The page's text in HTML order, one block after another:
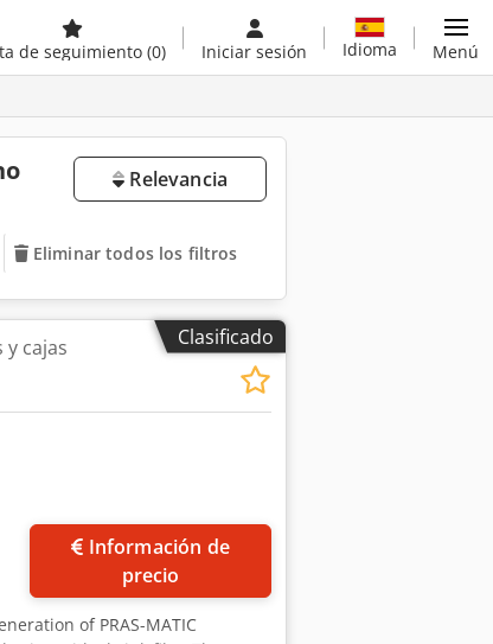
de seguimiento (0) Iniciar sesión Idioma Menú
Relevancia
Eliminar todos los filtros
Clasificado
cajas
precio
of PRAS-MATIC